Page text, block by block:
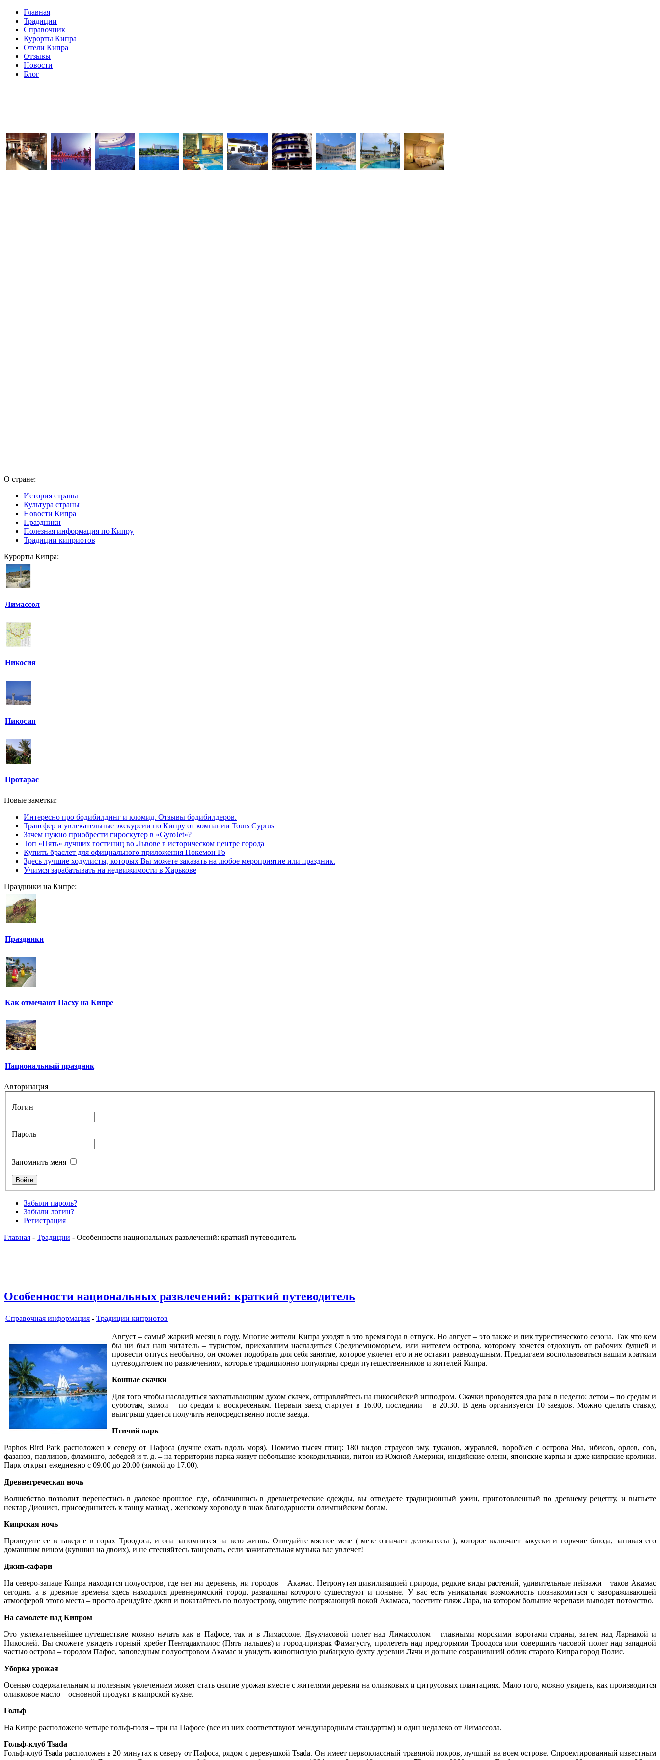
Главная
Традиции
Справочник
Курорты Кипра
Отели Кипра
Отзывы
Новости
Блог
О стране:
История страны
Культура страны
Новости Кипра
Праздники
Полезная информация по Кипру
Традиции киприотов
Курорты Кипра:
Лимассол
Никосия
Никосия
Протарас
Новые заметки:
Интересно про бодибилдинг и кломид. Отзывы бодибилдеров.
Трансфер и увлекательные экскурсии по Кипру от компании Tours Cyprus
Зачем нужно приобрести гироскутер в «GyroJet»?
Топ «Пять» лучших гостиниц во Львове в историческом центре города
Купить браслет для официального приложения Покемон Го
Здесь лучшие ходулисты, которых Вы можете заказать на любое мероприятие или праздник.
Учимся зарабатывать на недвижимости в Харькове
Праздники на Кипре:
Праздники
Как отмечают Пасху на Кипре
Национальный праздник
Авторизация
Логин
Пароль
Запомнить меня
Забыли пароль?
Забыли логин?
Регистрация
Главная - Традиции - Особенности национальных развлечений: краткий путеводитель
Особенности национальных развлечений: краткий путеводитель
Справочная информация - Традиции киприотов
Август – самый жаркий месяц в году. Многие жители Кипра уходят в это время года в отпуск. Но август – это также и пик туристического сезона. Так что кем
бы ни был наш читатель – туристом, приехавшим насладиться Средиземноморьем, или жителем острова, которому хочется отдохнуть от рабочих будней и
провести отпуск необычно, он сможет подобрать для себя занятие, которое увлечет его и не оставит равнодушным. Предлагаем воспользоваться нашим кратким
путеводителем по развлечениям, которые традиционно популярны среди путешественников и жителей Кипра.
Конные скачки
Для того чтобы насладиться захватывающим духом скачек, отправляйтесь на никосийский ипподром. Скачки проводятся два раза в неделю: летом – по средам и
субботам, зимой – по средам и воскресеньям. Первый заезд стартует в 16.00, последний – в 20.30. В день организуется 10 заездов. Можно сделать ставку,
выигрыш удается получить непосредственно после заезда.
Птичий парк
Paphos Bird Park расположен к северу от Пафоса (лучше ехать вдоль моря). Помимо тысяч птиц: 180 видов страусов эму, туканов, журавлей, воробьев с острова Ява, ибисов, орлов, сов,
фазанов, павлинов, фламинго, лебедей и т. д. – на территории парка живут небольшие крокодильчики, питон из Южной Америки, индийские олени, японские карпы и даже кипрские кролики.
Парк открыт ежедневно с 09.00 до 20.00 (зимой до 17.00).
Древнегреческая ночь
Волшебство позволит перенестись в далекое прошлое, где, облачившись в древнегреческие одежды, вы отведаете традиционный ужин, приготовленный по древнему рецепту, и выпьете
нектар Диониса, присоединитесь к танцу мазиад , женскому хороводу в знак благодарности олимпийским богам.
Кипрская ночь
Проведите ее в таверне в горах Троодоса, и она запомнится на всю жизнь. Отведайте мясное мезе ( мезе означает деликатесы ), которое включает закуски и горячие блюда, запивая его
домашним вином (кувшин на двоих), и не стесняйтесь танцевать, если зажигательная музыка вас увлечет!
Джип-сафари
На северо-западе Кипра находится полуостров, где нет ни деревень, ни городов – Акамас. Нетронутая цивилизацией природа, редкие виды растений, удивительные пейзажи – таков Акамас
сегодня, а в древние времена здесь находился древнеримский город, развалины которого существуют и поныне. У вас есть уникальная возможность познакомиться с завораживающей
атмосферой этого места – просто арендуйте джип и покатайтесь по полуострову, ощутите потрясающий покой Акамаса, посетите пляж Лара, на котором большие черепахи выводят потомство.
На самолете над Кипром
Это увлекательнейшее путешествие можно начать как в Пафосе, так и в Лимассоле. Двухчасовой полет над Лимассолом – главными морскими воротами страны, затем над Ларнакой и
Никосией. Вы сможете увидеть горный хребет Пентадактилос (Пять пальцев) и город-призрак Фамагусту, пролететь над предгорьями Троодоса или совершить часовой полет над западной
частью острова – городом Пафос, заповедным полуостровом Акамас и увидеть живописную рыбацкую бухту деревни Лачи и доныне сохранивший облик старого Кипра город Полис.
Уборка урожая
Осенью содержательным и полезным увлечением может стать снятие урожая вместе с жителями деревни на оливковых и цитрусовых плантациях. Мало того, можно увидеть, как производится
оливковое масло – основной продукт в кипрской кухне.
Гольф
На Кипре расположено четыре гольф-поля – три на Пафосе (все из них соответствуют международным стандартам) и один недалеко от Лимассола.
Гольф-клуб Tsada
Гольф-клуб Tsada расположен в 20 минутах к северу от Пафоса, рядом с деревушкой Tsada. Он имеет первоклассный травяной покров, лучший на всем острове. Спроектированный известным